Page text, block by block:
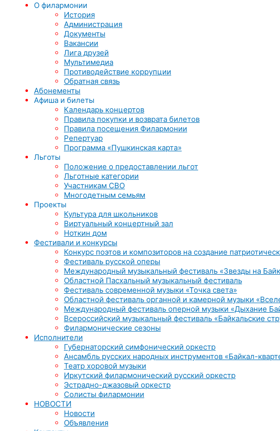
О филармонии
История
Администрация
Документы
Вакансии
Лига друзей
Мультимедиа
Противодействие коррупции
Обратная связь
Абонементы
Афиша и билеты
Календарь концертов
Правила покупки и возврата билетов
Правила посещения Филармонии
Репертуар
Программа «Пушкинская карта»
Льготы
Положение о предоставлении льгот
Льготные категории
Участникам СВО
Многодетным семьям
Проекты
Культура для школьников
Виртуальный концертный зал
Ноткин дом
Фестивали и конкурсы
Конкурс поэтов и композиторов на создание
Фестиваль русской оперы
Международный музыкальный фестиваль «Звезды на
Областной Пасхальный музыкальный фестиваль
Фестиваль современной музыки «Точка света»
Областной фестиваль органной и камерной музыки
Международный фестиваль оперной музыки «Дыхание
Всероссийский музыкальный фестиваль «Байкальские
Филармонические сезоны
Исполнители
Губернаторский симфонический оркестр
Ансамбль русских народных инструментов «Байкал-
Театр хоровой музыки
Иркутский филармонический русский оркестр
Эстрадно-джазовый оркестр
Солисты филармонии
НОВОСТИ
Новости
Объявления